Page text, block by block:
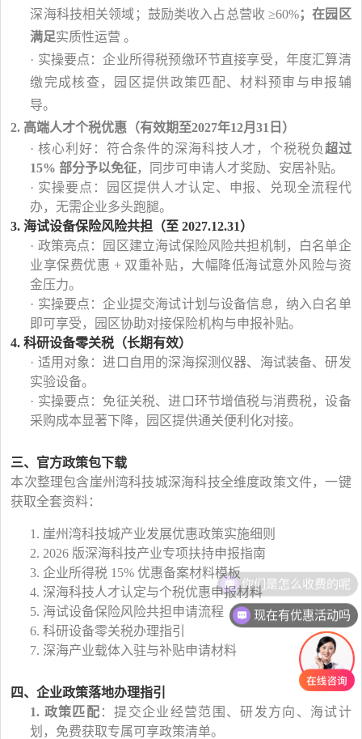
深海科技相关领域；鼓励类收入占总营收 ≥60%；在园区
满足实质性运营 。
· 实操要点：企业所得税预缴环节直接享受，年度汇算清
缴完成核查，园区提供政策匹配、材料预审与申报辅
导。
2. 高端人才个税优惠（有效期至2027年12月31日 ）
· 核心利好：符合条件的深海科技人才，个税税负 超过
15% 部分予以免征，同步可申请人才奖励、安居补贴。
· 实操要点：园区提供人才认定、申报、兑现全流程代
办，无需企业多头跑腿。
3. 海试设备保险风险共担（至 2027.12.31）
· 政策亮点：园区建立海试保险风险共担机制，白名单企
业享保费优惠 + 双重补贴，大幅降低海试意外风险与资
金压力。
· 实操要点：企业提交海试计划与设备信息，纳入白名单
即可享受，园区协助对接保险机构与申报补贴。
4. 科研设备零关税（长期有效）
· 适用对象：进口自用的深海探测仪器、海试装备、研发
实验设备。
· 实操要点：免征关税、进口环节增值税与消费税，设备
采购成本显著下降，园区提供通关便利化对接。
三、官方政策包下载
本次整理包含崖州湾科技城深海科技全维度政策文件，一键
获取全套资料：
1. 崖州湾科技城产业发展优惠政策实施细则
2. 2026 版深海科技产业专项扶持申报指南
3. 企业所得税 15% 优惠备案材料模板
4. 深海科技人才认定与个税优惠申报材料
5. 海试设备保险风险共担申请流程
6. 科研设备零关税办理指引
7. 深海产业载体入驻与补贴申请材料
四、企业政策落地办理指引
1. 政策匹配 ：提交企业经营范围、研发方向、海试计
划，免费获取专属可享政策清单。
你们是怎么收费的呢
现在有优惠活动吗